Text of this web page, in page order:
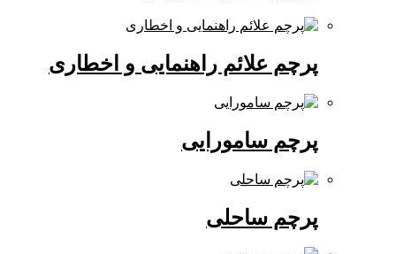
پرچم علائم راهنمایی و اخطاری
پرچم سامورایی
پرچم ساحلی